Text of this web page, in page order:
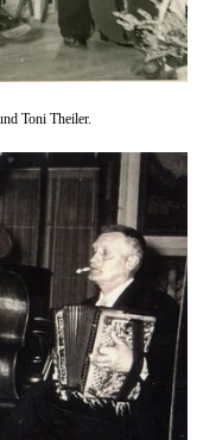
Toni Theiler.